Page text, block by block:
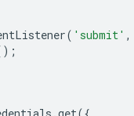
( 'submit' ,